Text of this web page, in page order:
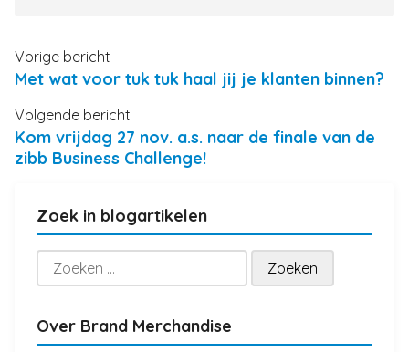
Vorige bericht
Met wat voor tuk tuk haal jij je klanten binnen?
Volgende bericht
Kom vrijdag 27 nov. a.s. naar de finale van de
zibb Business Challenge!
Zoek in blogartikelen
Zoeken
naar:
Over Brand Merchandise